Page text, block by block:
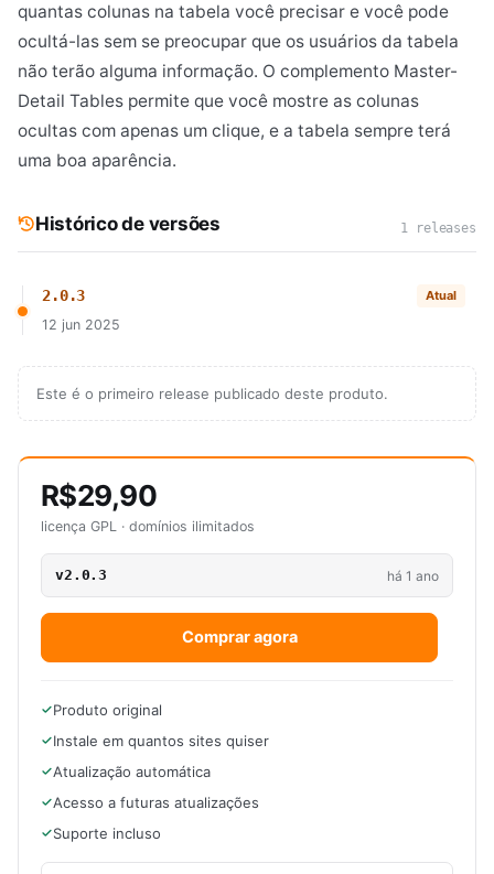
quantas colunas na tabela você precisar e você pode
ocultá-las sem se preocupar que os usuários da tabela
não terão alguma informação. O complemento Master-
Detail Tables permite que você mostre as colunas
ocultas com apenas um clique, e a tabela sempre terá
uma boa aparência.
Histórico de versões 1 releases
2.0.3 Atual
12 jun 2025
Este é o primeiro release publicado deste produto.
R$29,90
licença GPL · domínios ilimitados
v2.0.3 há 1 ano
Comprar agora
Produto original
Instale em quantos sites quiser
Atualização automática
Acesso a futuras atualizações
Suporte incluso